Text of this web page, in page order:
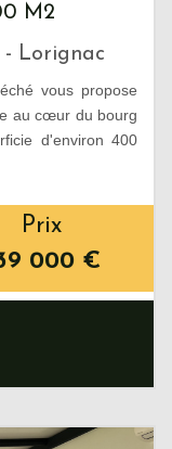
M2
- Lorignac
vous propose
au cœur du bourg
d'environ 400
Prix
000 €